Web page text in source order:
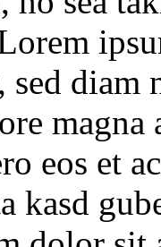
sed
magna
eos et
kasd